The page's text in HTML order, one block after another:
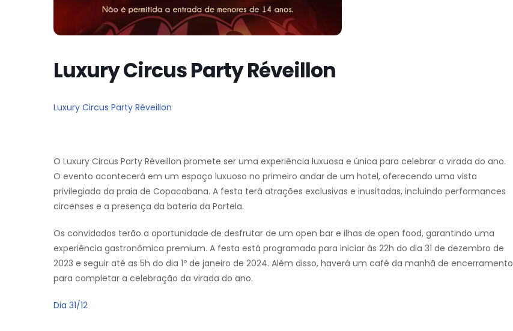
Luxury Circus Party Réveillon
Luxury Circus Party Réveillon
O Luxury Circus Party Réveillon promete ser uma experiência luxuosa e única para celebrar a virada do ano.
O evento acontecerá em um espaço luxuoso no primeiro andar de um hotel, oferecendo uma vista
privilegiada da praia de Copacabana. A festa terá atrações exclusivas e inusitadas, incluindo performances
circenses e a presença da bateria da Portela.
Os convidados terão a oportunidade de desfrutar de um open bar e ilhas de open food, garantindo uma
experiência gastronômica premium. A festa está programada para iniciar às 22h do dia 31 de dezembro de
2023 e seguir até as 5h do dia 1º de janeiro de 2024. Além disso, haverá um café da manhã de encerramento
para completar a celebração da virada do ano.
Dia 31/12